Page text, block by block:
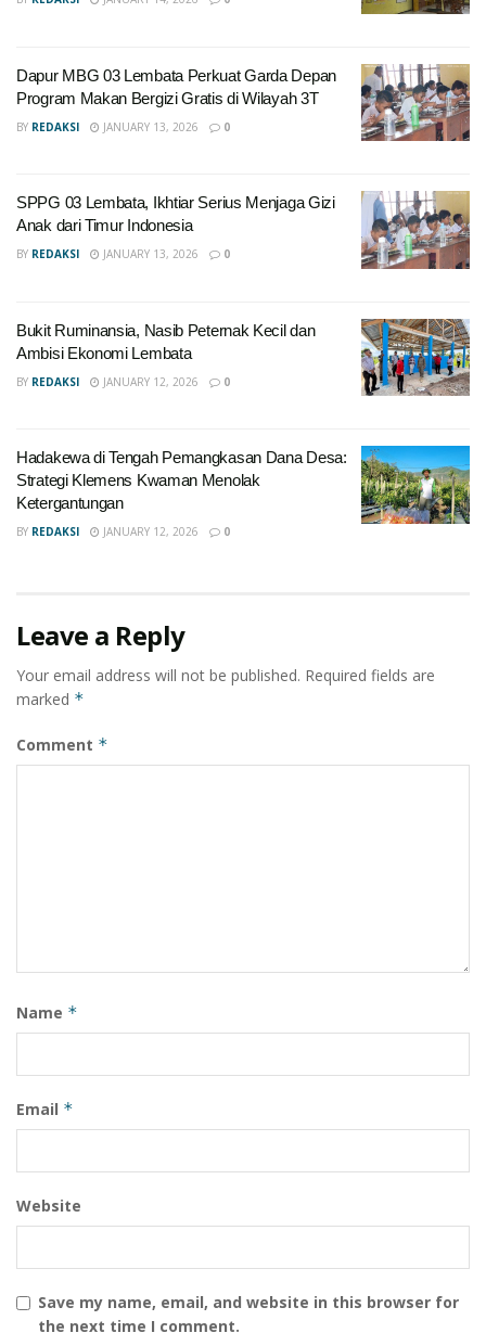
Dapur MBG 03 Lembata Perkuat Garda Depan
Program Makan Bergizi Gratis di Wilayah 3T
BY REDAKSI JANUARY 13, 2026 0
SPPG 03 Lembata, Ikhtiar Serius Menjaga Gizi
Anak dari Timur Indonesia
BY REDAKSI JANUARY 13, 2026 0
Bukit Ruminansia, Nasib Peternak Kecil dan
Ambisi Ekonomi Lembata
BY REDAKSI JANUARY 12, 2026 0
Hadakewa di Tengah Pemangkasan Dana Desa:
Strategi Klemens Kwaman Menolak
Ketergantungan
BY REDAKSI JANUARY 12, 2026 0
Leave a Reply
Your email address will not be published. Required fields are
marked *
Comment *
Name *
Email *
Website
Save my name, email, and website in this browser for
the next time I comment.